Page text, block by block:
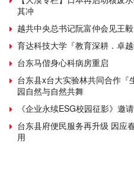
其冲
越共中央总书记阮富仲会见王毅
育达科技大学『教育深耕．卓
台东马偕身心科病房重启
台东县x台大实验林共同合作
园自然与自然共舞
《企业永续ESG校园征影》邀
台东县府便民服务再升级 因应
用